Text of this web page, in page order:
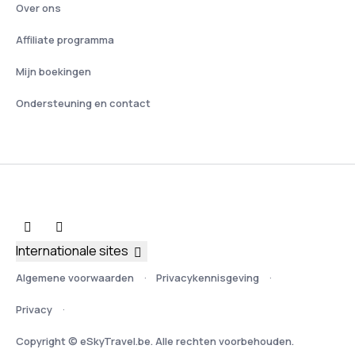
Over ons
Affiliate programma
Mijn boekingen
Ondersteuning en contact
Algemene voorwaarden Privacykennisgeving
Privacy
Copyright © eSkyTravel.be. Alle rechten voorbehouden.
Internationale sites